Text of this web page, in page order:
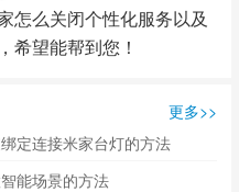
怎么关闭个性化服务以及
希望能帮到您！
更多>>
定连接米家台灯的方法
能场景的方法